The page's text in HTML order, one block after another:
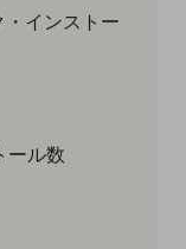
インストー
ール数